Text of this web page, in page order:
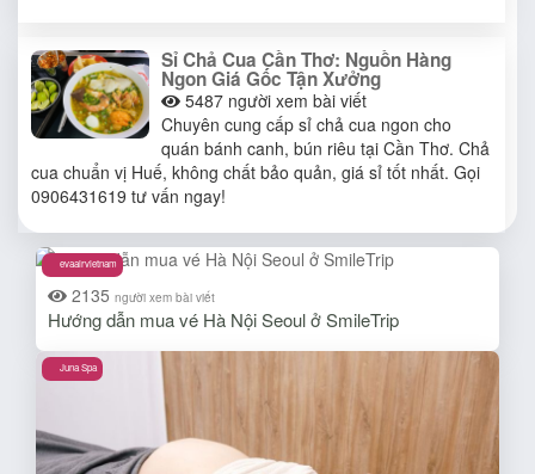
Sỉ Chả Cua Cần Thơ: Nguồn Hàng
Ngon Giá Gốc Tận Xưởng
5487 người xem bài viết
Chuyên cung cấp sỉ chả cua ngon cho
quán bánh canh, bún riêu tại Cần Thơ. Chả
cua chuẩn vị Huế, không chất bảo quản, giá sỉ tốt nhất. Gọi
0906431619 tư vấn ngay!
evaairvietnam
2135 người xem bài viết
Hướng dẫn mua vé Hà Nội Seoul ở SmileTrip
Juna Spa